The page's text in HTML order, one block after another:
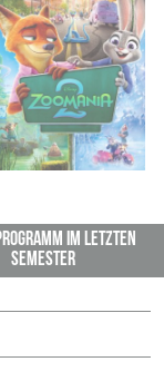
Mi. 27.05.2026
20:00
Hörsaal 70.1.5 -
Bib.-Gebäude
im letzten
Semester